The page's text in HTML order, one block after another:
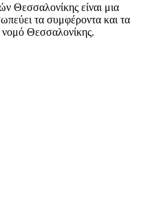
είναι μια
τα συμφέροντα και τα
Θεσσαλονίκης.